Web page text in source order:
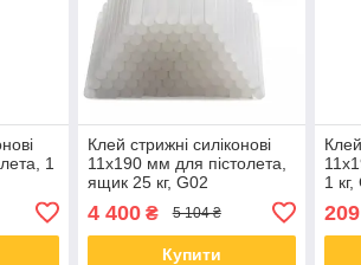
1
Клей стрижні силіконові
11x190 мм для пістолета,
ящик 25 кг, G02
4 400₴ 5 104 ₴
Купити
1
209